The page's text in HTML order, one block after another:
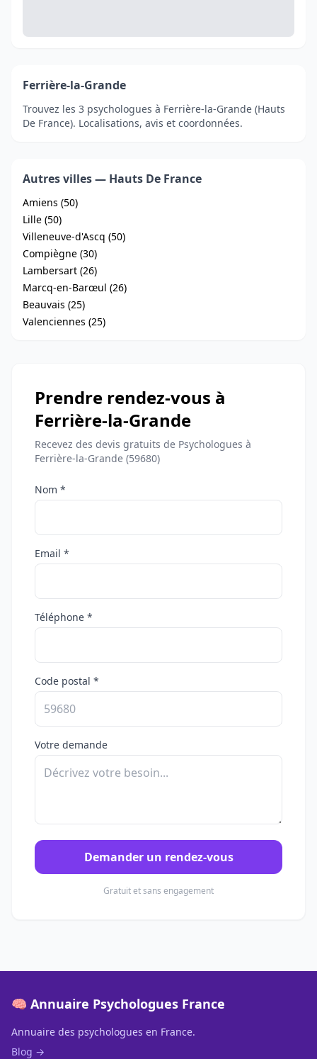
Ferrière-la-Grande
Trouvez les 3 psychologues à Ferrière-la-Grande (Hauts
De France). Localisations, avis et coordonnées.
Autres villes — Hauts De France
Amiens (50)
Lille (50)
Villeneuve-d'Ascq (50)
Compiègne (30)
Lambersart (26)
Marcq-en-Barœul (26)
Beauvais (25)
Valenciennes (25)
Prendre rendez-vous à
Ferrière-la-Grande
Recevez des devis gratuits de Psychologues à
Ferrière-la-Grande (59680)
Nom *
Email *
Téléphone *
Code postal *
Votre demande
Demander un rendez-vous
Gratuit et sans engagement
🧠 Annuaire Psychologues France
Annuaire des psychologues en France.
Blog →